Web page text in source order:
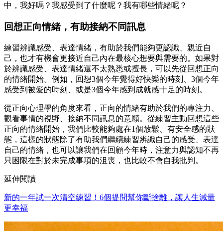
中，我好嗎？我感受到了什麼呢？我有哪些情緒呢？
回想正向情緒，有助接納不同訊息
練習辨識感受、表達情緒，有助於我們能夠更認識、親近自
己，也才有機會更接近自己內在最核心想要與需要的。如果對
於辨識感受、表達情緒還不太熟悉或擅長，可以先從回想正向
的情緒開始。例如，回想3個今年覺得好快樂的時刻、3個今年
感受到被愛的時刻、或是3個今年感到成就感十足的時刻。
從正向心理學的角度來看，正向的情緒有助於我們的專注力、
觀看事情的視野、接納不同訊息的意願。從練習主動回想這些
正向的情緒開始，我們比較能夠處在1個放鬆、有安全感的狀
態，這樣的狀態除了有助我們繼續練習辨識自己的感受、表達
自己的情緒，也可以讓我們在回顧今年時，注意力與認知不再
只困限在對於未完成事項的沮喪，也比較不會自我批判。
延伸閱讀
新的一年試一次清空練習！6個提問幫你斷捨離，讓人生減量
更幸福